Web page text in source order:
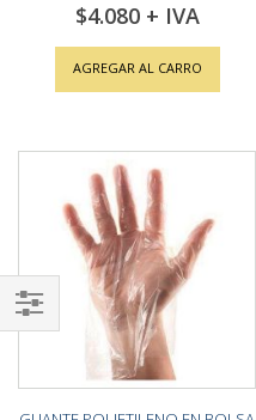
$4.080
AGREGAR AL CARRO
Shop